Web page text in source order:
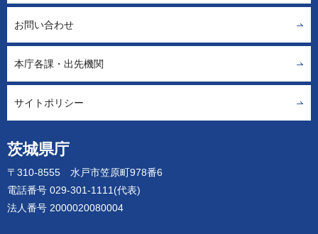
茨城県庁
〒310-8555 水戸市笠原町978番6
電話番号 029-301-1111(代表)
法人番号 2000020080004
お問い合わせ
本庁各課・出先機関
サイトポリシー